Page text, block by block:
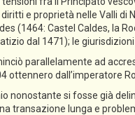
e proprietà nelle Valli di
(1464: Castel Caldes, la
dal 1471); le
parallelamente ad
dall’imperatore
nonostante si fosse già
transazione lunga e